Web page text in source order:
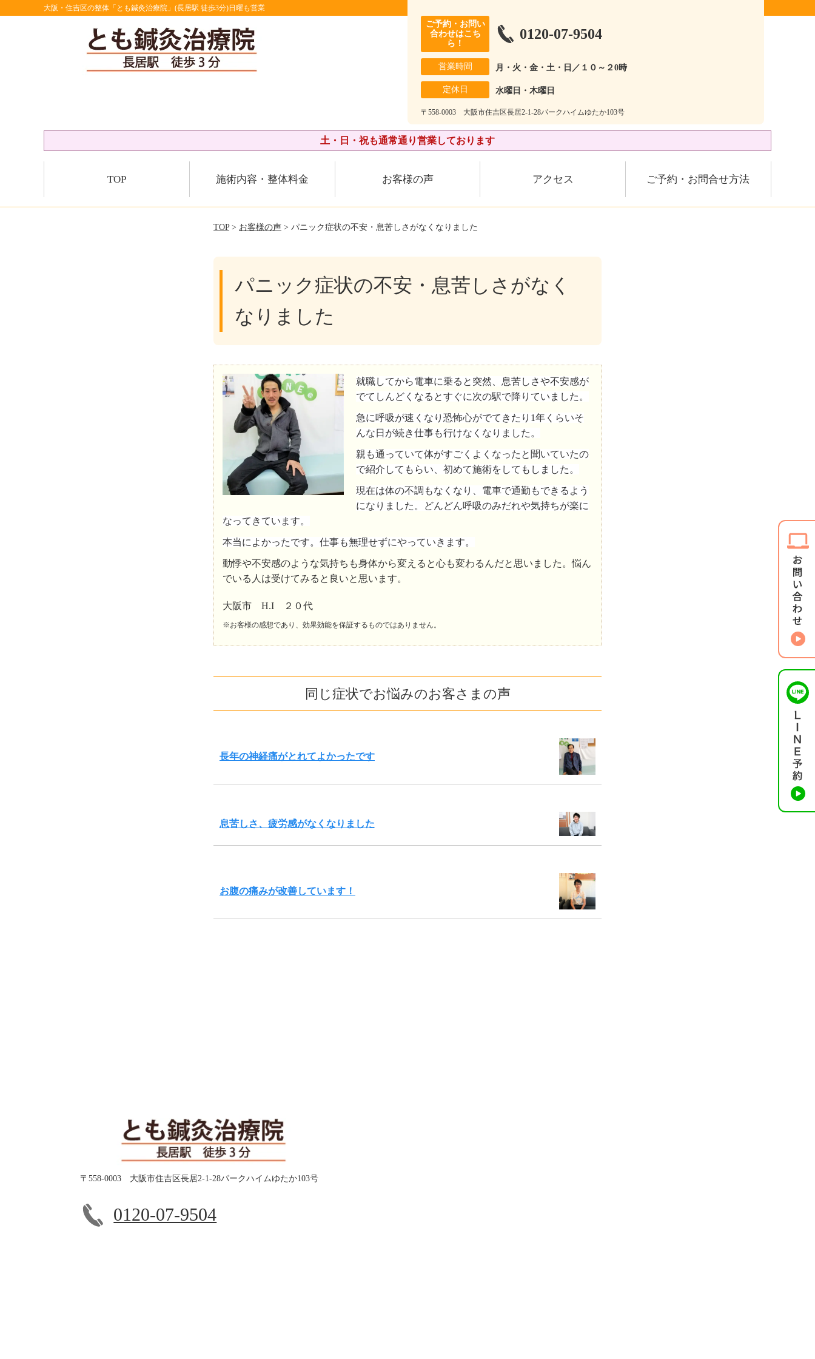
大阪・住吉区の整体「とも鍼灸治療院」(長居駅 徒歩3分)日曜も営業
ご予約・お問い
合わせはこち
ら！
0120-07-9504
営業時間 月・火・金・土・日／１０～２0時
定休日 水曜日・木曜日
〒558-0003 大阪市住吉区長居2-1-28パークハイムゆたか103号
土・日・祝も通常通り営業しております
TOP 施術内容・整体料金 お客様の声 アクセス ご予約・お問合せ方法
TOP> お客様の声 > パニック症状の不安・息苦しさがなくなりました
パニック症状の不安・息苦しさがなく
なりました
就職してから電車に乗ると突然、息苦しさや不安感が
でてしんどくなるとすぐに次の駅で降りていました。
急に呼吸が速くなり恐怖心がでてきたり1年くらいそ
んな日が続き仕事も行けなくなりました。
親も通っていて体がすごくよくなったと聞いていたの
で紹介してもらい、初めて施術をしてもしました。
現在は体の不調もなくなり、電車で通勤もできるよう
になりました。どんどん呼吸のみだれや気持ちが楽に
なってきています。
本当によかったです。仕事も無理せずにやっていきます。
動悸や不安感のような気持ちも身体から変えると心も変わるんだと思いました。悩ん
でいる人は受けてみると良いと思います。
大阪市 H.I ２０代
※お客様の感想であり、効果効能を保証するものではありません。
同じ症状でお悩みのお客さまの声
長年の神経痛がとれてよかったです
息苦しさ、疲労感がなくなりました
お腹の痛みが改善しています！
〒558-0003 大阪市住吉区長居2-1-28パークハイムゆたか103号
0120-07-9504